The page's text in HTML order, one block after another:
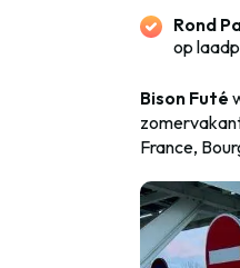
Rond
op
Bison Futé
France,